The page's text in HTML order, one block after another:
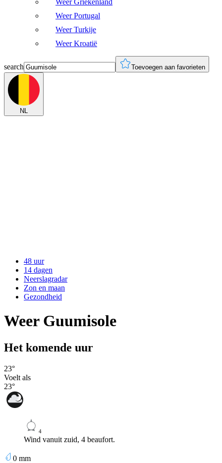
Weer Griekenland
Weer Portugal
Weer Turkije
Weer Kroatië
search Toevoegen aan favorieten
NL
48 uur
14 dagen
Neerslagradar
Zon en maan
Gezondheid
Weer Guumisole
Het komende uur
23°
Voelt als
23°
4
Wind vanuit zuid, 4 beaufort.
0 mm